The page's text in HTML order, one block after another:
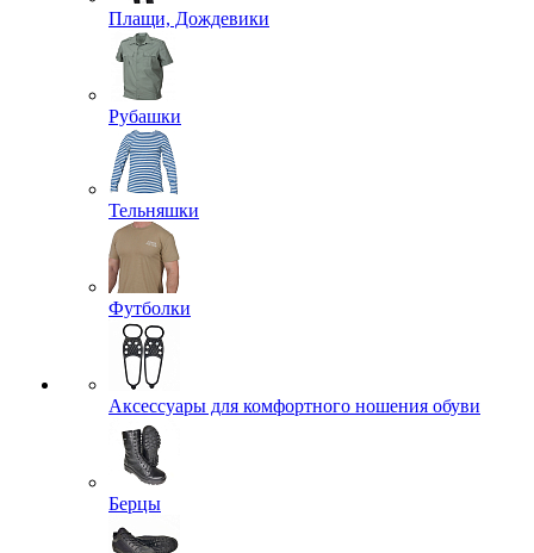
Плащи, Дождевики
Рубашки
Тельняшки
Футболки
Аксессуары для комфортного ношения обуви
Берцы